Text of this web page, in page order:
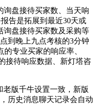
盘接待买家数、当天响
告是拓展到最近30天或
询盘接待买家数及采购等
到晚上九点考核的3分钟
专业买家的响应率、
接待响应数据、新灯塔咨
版千牛设置一致，新版
历史消息聊天记录会自动